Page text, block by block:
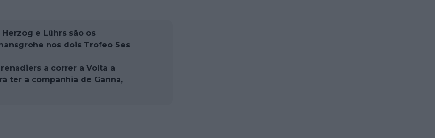
e Lührs são os
nos dois Trofeo Ses
a correr a Volta a
ter a companhia de Ganna,